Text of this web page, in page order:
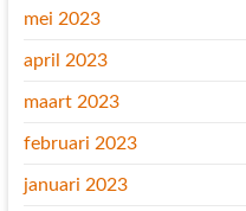
mei 2023
april 2023
maart 2023
februari 2023
januari 2023